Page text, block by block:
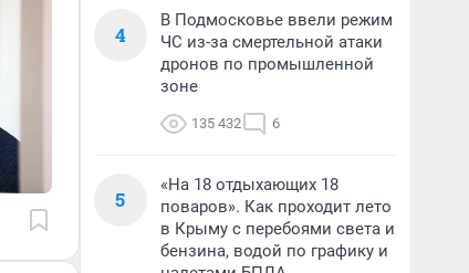
4
В Подмосковье ввели режим
ЧС из-за смертельной атаки
дронов по промышленной
зоне
135 432 6
5
«На 18 отдыхающих 18
поваров». Как проходит лето
в Крыму с перебоями света и
бензина, водой по графику и